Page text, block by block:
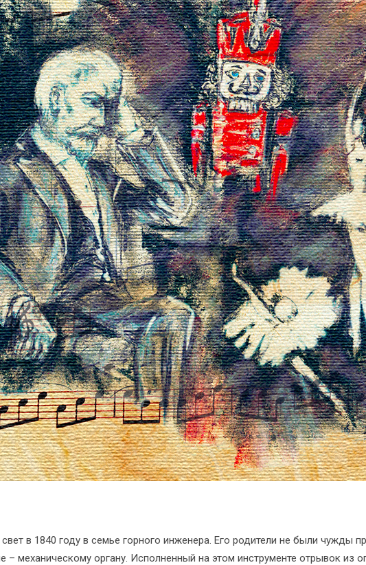
в 1840 году в семье горного инженера. Его родители не были чужды
– механическому органу. Исполненный на этом инструменте отрывок